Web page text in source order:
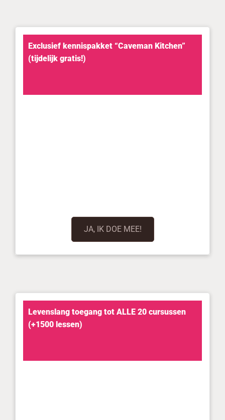
Exclusief kennispakket “Caveman Kitchen”
(tijdelijk gratis!)
JA, IK DOE MEE!
Levenslang toegang tot ALLE 20 cursussen
(+1500 lessen)